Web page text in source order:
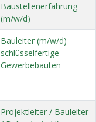
Baustellenerfahrung
(m/w/d)
Bauleiter (m/w/d)
schlüsselfertige
Gewerbebauten
Projektleiter / Bauleiter